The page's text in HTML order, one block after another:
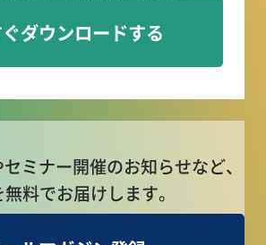
ダウンロードする
ミナー開催のお知らせなど、
料でお届けします。